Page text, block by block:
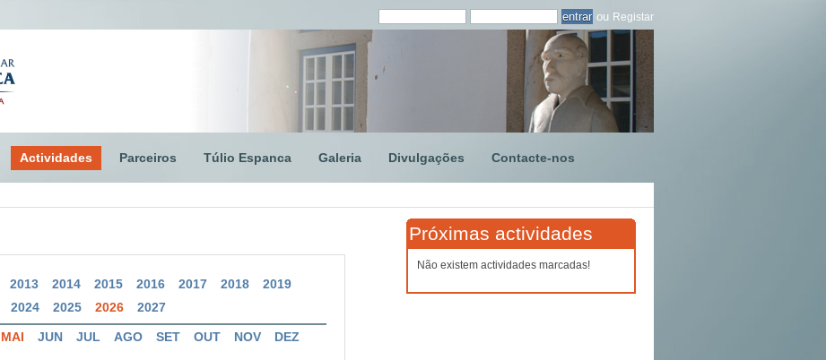
ou Registar
Actividades Parceiros Túlio Espanca Galeria Divulgações Contacte-nos
2013 2014 2015 2016 2017 2018
2019
2024 2025 2026 2027
MAI JUN JUL AGO SET OUT NOV DEZ
Próximas actividades
Não existem actividades marcadas!